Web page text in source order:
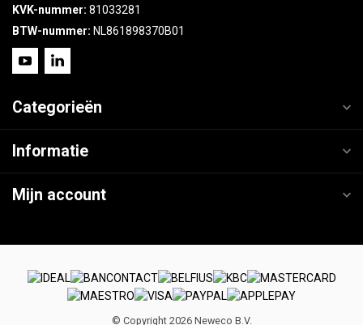
KVK-nummer: 81033281
BTW-nummer: NL861898370B01
Categorieën
Informatie
Mijn account
© Copyright 2026 Neweco B.V.